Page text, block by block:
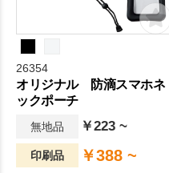
26354
オリジナル 防滴スマホネ
ックポーチ
無地品 ￥223 ~
印刷品 ￥388 ~